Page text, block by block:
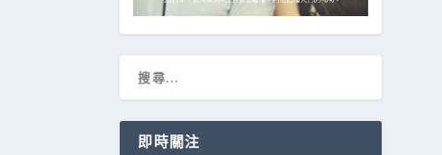
即時關注